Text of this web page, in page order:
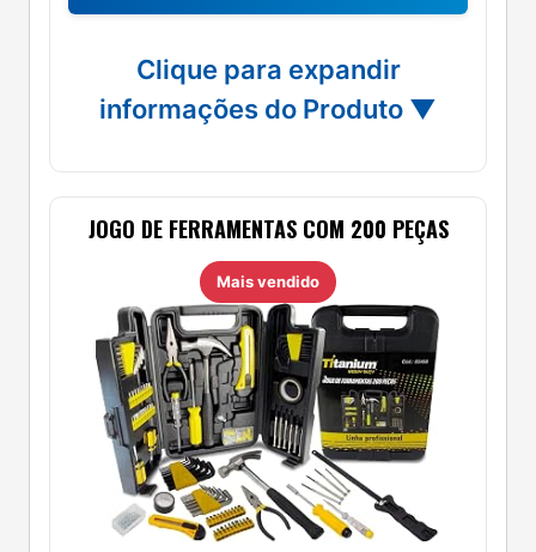
Clique para expandir
informações do Produto ▼
JOGO DE FERRAMENTAS COM 200 PEÇAS
Mais vendido